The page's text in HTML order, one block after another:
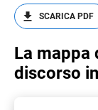
SCARICA PDF
La mappa
discorso